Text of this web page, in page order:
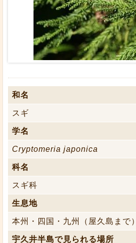
和名
スギ
学名
Cryptomeria japonica
科名
スギ科
生息地
本州・四国・九州（屋久島まで）
宇久井半島で見られる場所